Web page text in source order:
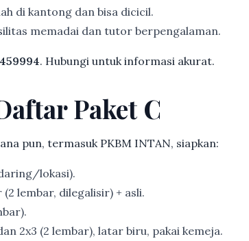
di kantong dan bisa dicicil.
memadai dan tutor berpengalaman.
. Hubungi untuk informasi akurat.
Paket C
pun, termasuk PKBM INTAN, siapkan:
lokasi).
lembar, dilegalisir) + asli.
2x3 (2 lembar), latar biru, pakai kemeja.